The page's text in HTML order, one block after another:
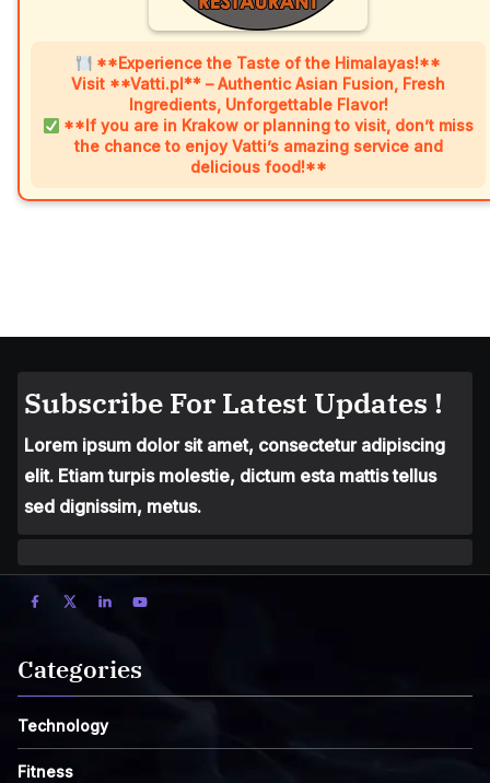
**Experience the Taste of the Himalayas!**
Visit **Vatti.pl** – Authentic Asian Fusion, Fresh
Ingredients, Unforgettable Flavor!
**If you are in Krakow or planning to visit, don’t miss
the chance to enjoy Vatti’s amazing service and
delicious food!**
Subscribe For Latest Updates !
Lorem ipsum dolor sit amet, consectetur adipiscing
elit. Etiam turpis molestie, dictum esta mattis tellus
sed dignissim, metus.
Categories
Technology
Fitness